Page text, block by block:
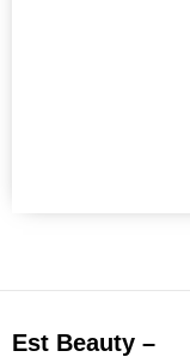
Est Beauty –